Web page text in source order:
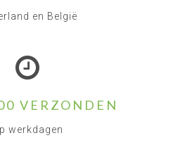
en België
VERZONDEN
werkdagen